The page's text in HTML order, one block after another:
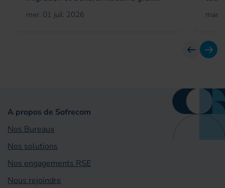
mer. 01 juil. 2026 mar.
Avant
A propos de Sofrecom
Nos Bureaux
Nos solutions
Nos engagements RSE
Nous rejoindre